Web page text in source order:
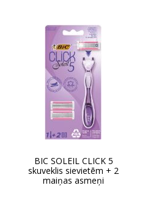
BIC SOLEIL CLICK 5
skuveklis sievietēm + 2
maiņas asmeņi